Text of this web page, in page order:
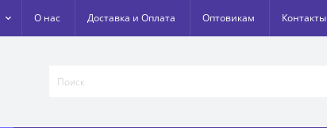
О нас Доставка и Оплата Оптовикам Контакты